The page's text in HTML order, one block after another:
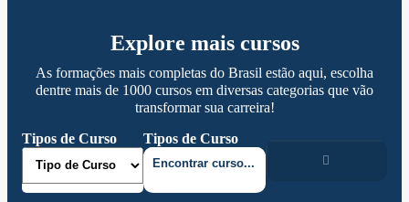
Explore mais cursos
As formações mais completas do Brasil estão aqui, escolha
dentre mais de 1000 cursos em diversas categorias que vão
transformar sua carreira!
Tipos de Curso
Tipos de Curso